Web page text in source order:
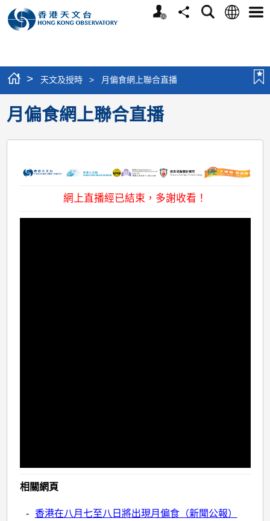
個
分
搜
語
選
> 天文及授時 > 月偏食網上聯合直播
月偏食網上聯合直播
網上直播經已結束，多謝收看！
相關網頁
-
香港在八月七至八日將出現月偏食（新聞公報）